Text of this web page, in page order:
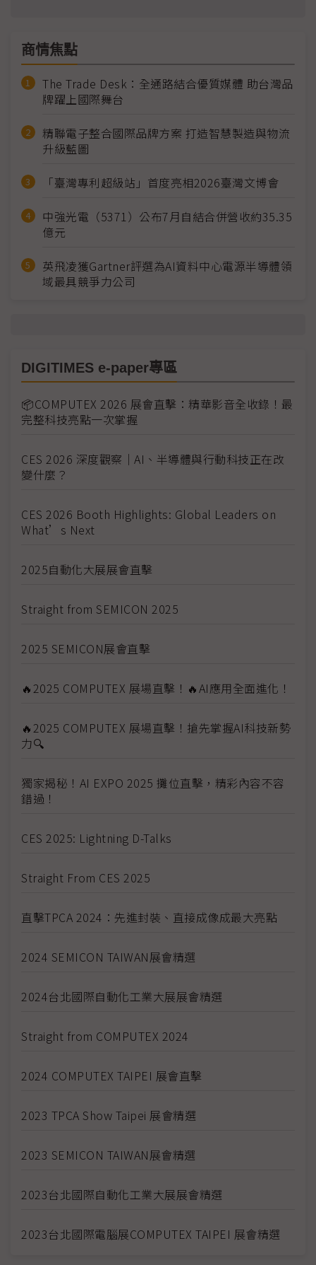
商情焦點
The Trade Desk：全通路結合優質媒體 助台灣品
牌躍上國際舞台
精聯電子整合國際品牌方案 打造智慧製造與物流
升級藍圖
「臺灣專利超級站」首度亮相2026臺灣文博會
中強光電（5371）公布7月自結合併營收約35.35
億元
英飛凌獲Gartner評選為AI資料中心電源半導體領
域最具競爭力公司
DIGITIMES e-paper專區
📦COMPUTEX 2026 展會直擊：精華影音全收錄！最
完整科技亮點一次掌握
CES 2026 深度觀察｜AI、半導體與行動科技正在改
變什麼？
CES 2026 Booth Highlights: Global Leaders on
What’s Next
2025自動化大展展會直擊
Straight from SEMICON 2025
2025 SEMICON展會直擊
🔥2025 COMPUTEX 展場直擊！🔥AI應用全面進化！
🔥2025 COMPUTEX 展場直擊！搶先掌握AI科技新勢
力🔍
獨家揭秘！AI EXPO 2025 攤位直擊，精彩內容不容
錯過！
CES 2025: Lightning D-Talks
Straight From CES 2025
直擊TPCA 2024：先進封裝、直接成像成最大亮點
2024 SEMICON TAIWAN展會精選
2024台北國際自動化工業大展展會精選
Straight from COMPUTEX 2024
2024 COMPUTEX TAIPEI 展會直擊
2023 TPCA Show Taipei 展會精選
2023 SEMICON TAIWAN展會精選
2023台北國際自動化工業大展展會精選
2023台北國際電腦展COMPUTEX TAIPEI 展會精選